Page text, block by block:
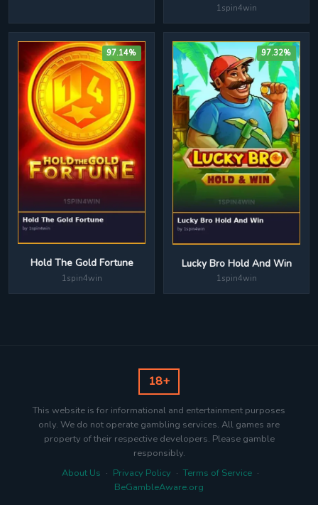
1spin4win
97.14%
Hold The Gold Fortune
1spin4win
97.32%
Lucky Bro Hold And Win
1spin4win
18+
This website is for informational and entertainment purposes
only. We do not operate gambling services. All games are
property of their respective developers. Please gamble
responsibly.
About Us · Privacy Policy · Terms of Service ·
BeGambleAware.org